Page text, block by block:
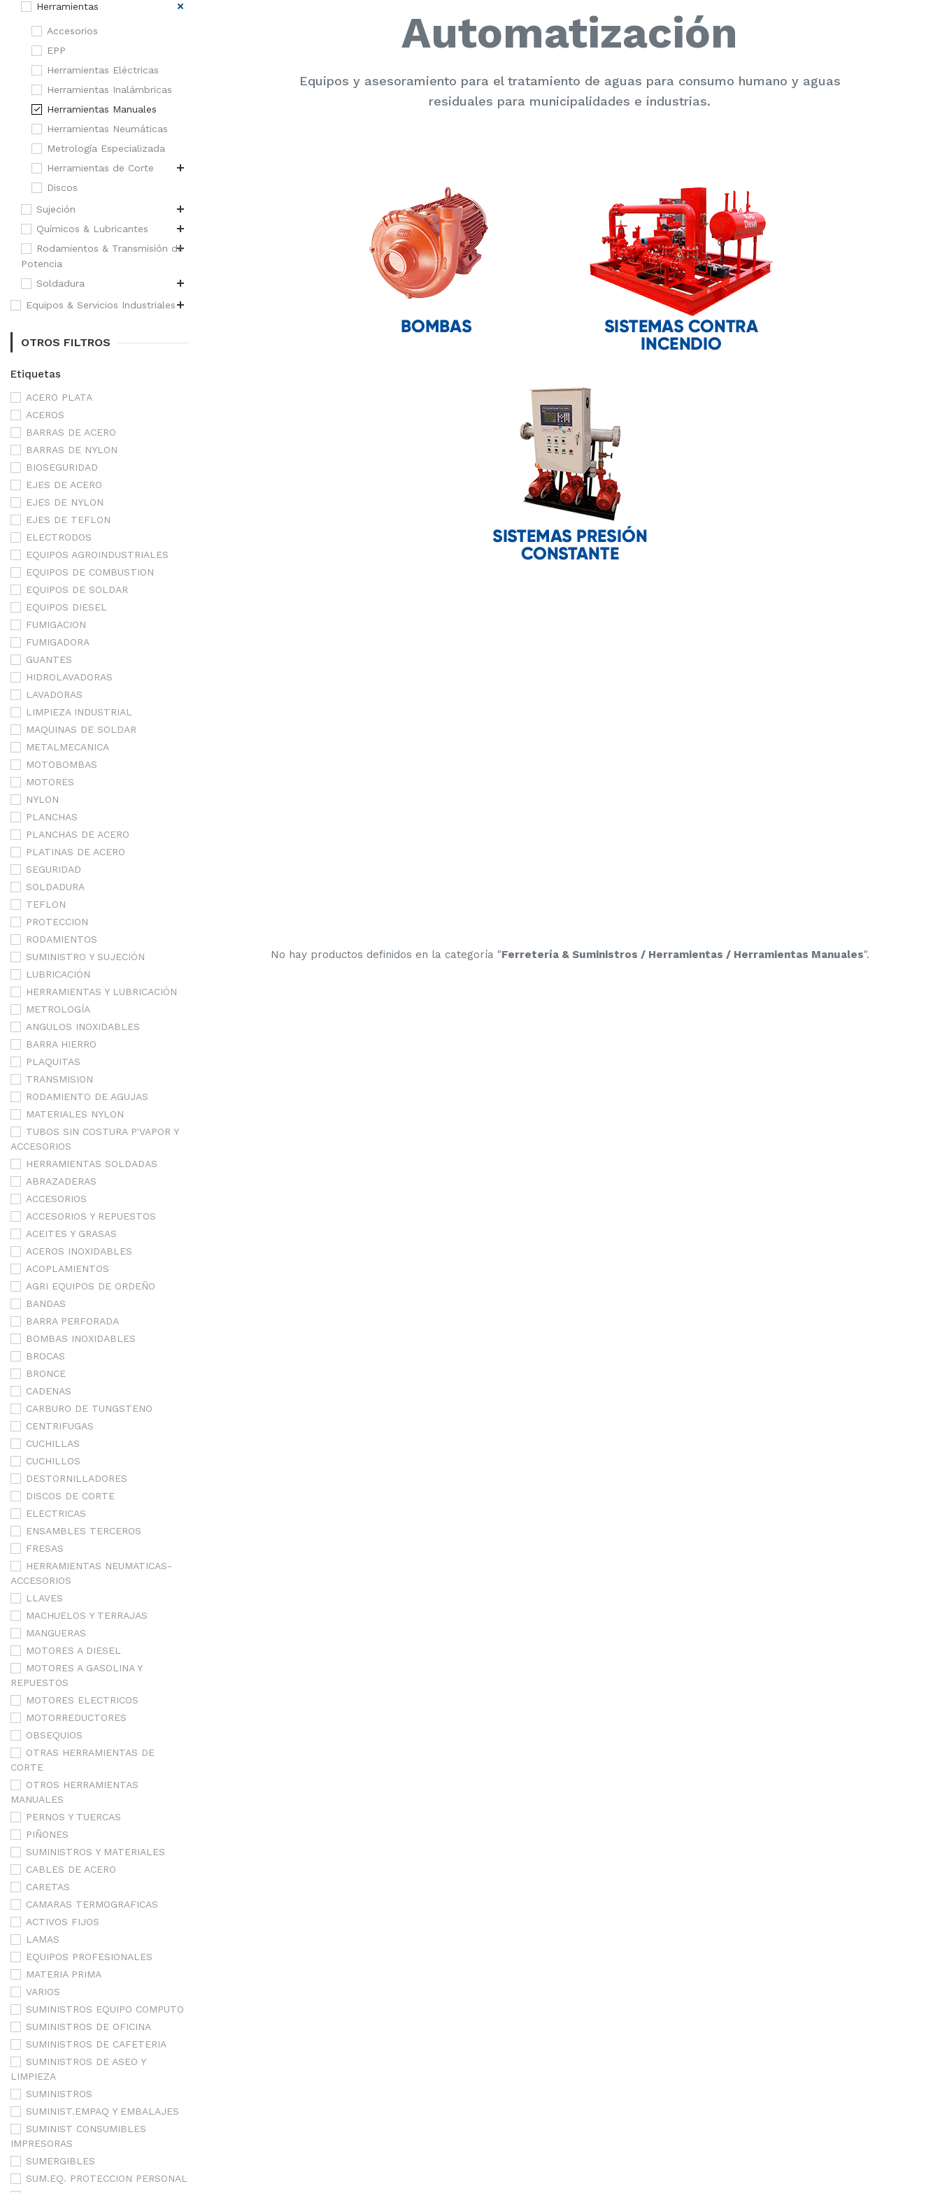
Herramientas
Accesorios
EPP
Herramientas Eléctricas
Herramientas Inalámbricas
Herramientas Manuales
Herramientas Neumáticas
Metrología Especializada
Herramientas de Corte
Discos
Sujeción
Químicos & Lubricantes
Rodamientos & Transmisión de
Potencia
Soldadura
Equipos & Servicios Industriales
OTROS FILTROS
Etiquetas
ACERO PLATA
ACEROS
BARRAS DE ACERO
BARRAS DE NYLON
BIOSEGURIDAD
EJES DE ACERO
EJES DE NYLON
EJES DE TEFLON
ELECTRODOS
EQUIPOS AGROINDUSTRIALES
EQUIPOS DE COMBUSTION
EQUIPOS DE SOLDAR
EQUIPOS DIESEL
FUMIGACION
FUMIGADORA
GUANTES
HIDROLAVADORAS
LAVADORAS
LIMPIEZA INDUSTRIAL
MAQUINAS DE SOLDAR
METALMECANICA
MOTOBOMBAS
MOTORES
NYLON
PLANCHAS
PLANCHAS DE ACERO
PLATINAS DE ACERO
SEGURIDAD
SOLDADURA
TEFLON
PROTECCION
RODAMIENTOS
SUMINISTRO Y SUJECIÓN
LUBRICACIÓN
HERRAMIENTAS Y LUBRICACIÓN
METROLOGÍA
ANGULOS INOXIDABLES
BARRA HIERRO
PLAQUITAS
TRANSMISION
RODAMIENTO DE AGUJAS
MATERIALES NYLON
TUBOS SIN COSTURA P'VAPOR Y
ACCESORIOS
HERRAMIENTAS SOLDADAS
ABRAZADERAS
ACCESORIOS
ACCESORIOS Y REPUESTOS
ACEITES Y GRASAS
ACEROS INOXIDABLES
ACOPLAMIENTOS
AGRI EQUIPOS DE ORDEÑO
BANDAS
BARRA PERFORADA
BOMBAS INOXIDABLES
BROCAS
BRONCE
CADENAS
CARBURO DE TUNGSTENO
CENTRIFUGAS
CUCHILLAS
CUCHILLOS
DESTORNILLADORES
DISCOS DE CORTE
ELECTRICAS
ENSAMBLES TERCEROS
FRESAS
HERRAMIENTAS NEUMATICAS-
ACCESORIOS
LLAVES
MACHUELOS Y TERRAJAS
MANGUERAS
MOTORES A DIESEL
MOTORES A GASOLINA Y
REPUESTOS
MOTORES ELECTRICOS
MOTORREDUCTORES
OBSEQUIOS
OTRAS HERRAMIENTAS DE
CORTE
OTROS HERRAMIENTAS
MANUALES
PERNOS Y TUERCAS
PIÑONES
SUMINISTROS Y MATERIALES
CABLES DE ACERO
CARETAS
CAMARAS TERMOGRAFICAS
ACTIVOS FIJOS
LAMAS
EQUIPOS PROFESIONALES
MATERIA PRIMA
VARIOS
SUMINISTROS EQUIPO COMPUTO
SUMINISTROS DE OFICINA
SUMINISTROS DE CAFETERIA
SUMINISTROS DE ASEO Y
LIMPIEZA
SUMINISTROS
SUMINIST.EMPAQ Y EMBALAJES
SUMINIST CONSUMIBLES
IMPRESORAS
SUMERGIBLES
SUM.EQ. PROTECCION PERSONAL
Automatización
Equipos y asesoramiento para el tratamiento de aguas para consumo humano y aguas
residuales para municipalidades e industrias.
No hay productos definidos en la categoría "Ferretería & Suministros / Herramientas / Herramientas Manuales".